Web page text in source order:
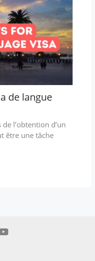
de langue
l’obtention d’un
être une tâche